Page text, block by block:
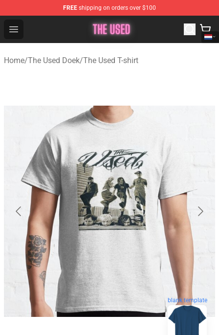
FREE shipping on orders over $100
Open menu
The Used Store - Official The Used Merchandise Shop
Home/The Used Doek/The Used T-shirt
blank template